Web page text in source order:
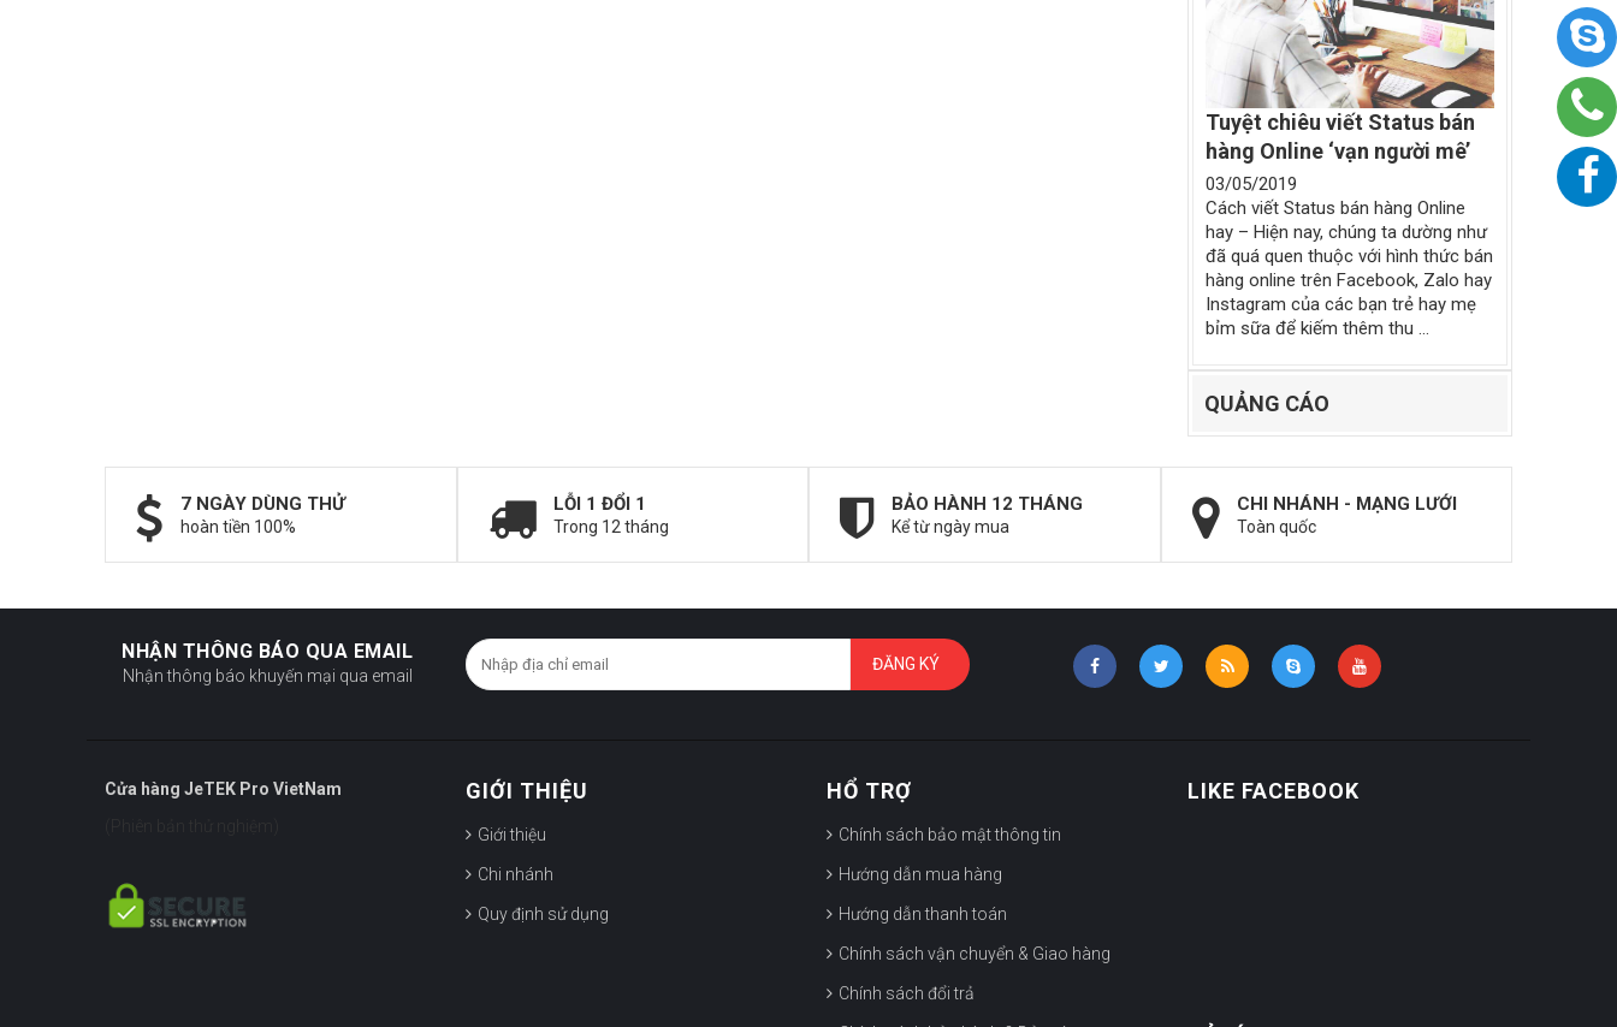
Tuyệt chiêu viết Status bán
hàng Online ‘vạn người mê’
03/05/2019
Cách viết Status bán hàng Online
hay – Hiện nay, chúng ta dường như
đã quá quen thuộc với hình thức bán
hàng online trên Facebook, Zalo hay
Instagram của các bạn trẻ hay mẹ
bỉm sữa để kiếm thêm thu ...
QUẢNG CÁO
7 NGÀY DÙNG THỬ
hoàn tiền 100%
LỖI 1 ĐỔI 1
Trong 12 tháng
BẢO HÀNH 12 THÁNG
Kể từ ngày mua
CHI NHÁNH - MẠNG LƯỚI
Toàn quốc
NHẬN THÔNG BÁO QUA EMAIL
Nhận thông báo khuyến mại qua email
ĐĂNG KÝ
Cửa hàng JeTEK Pro VietNam
GIỚI THIỆU
Giới thiệu
Chi nhánh
Quy định sử dụng
HỔ TRỢ
Chính sách bảo mật thông tin
Hướng dẫn mua hàng
Hướng dẫn thanh toán
Chính sách vận chuyển & Giao hàng
Chính sách đổi trả
LIKE FACEBOOK